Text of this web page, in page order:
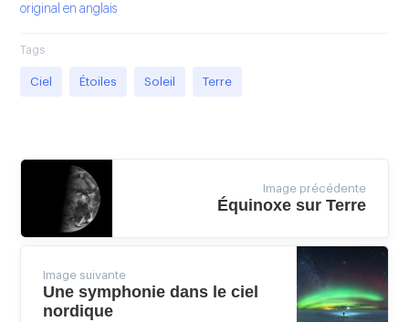
original en anglais
Tags
Ciel Étoiles Soleil Terre
Image précédente
Équinoxe sur Terre
Image suivante
Une symphonie dans le ciel
nordique